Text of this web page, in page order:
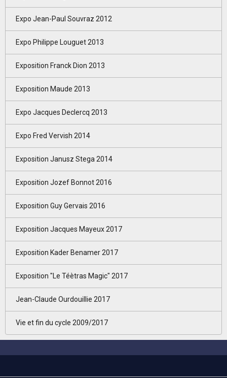
Expo Jean-Paul Souvraz 2012
Expo Philippe Louguet 2013
Exposition Franck Dion 2013
Exposition Maude 2013
Expo Jacques Declercq 2013
Expo Fred Vervish 2014
Exposition Janusz Stega 2014
Exposition Jozef Bonnot 2016
Exposition Guy Gervais 2016
Exposition Jacques Mayeux 2017
Exposition Kader Benamer 2017
Exposition "Le Téètras Magic" 2017
Jean-Claude Ourdouillie 2017
Vie et fin du cycle 2009/2017